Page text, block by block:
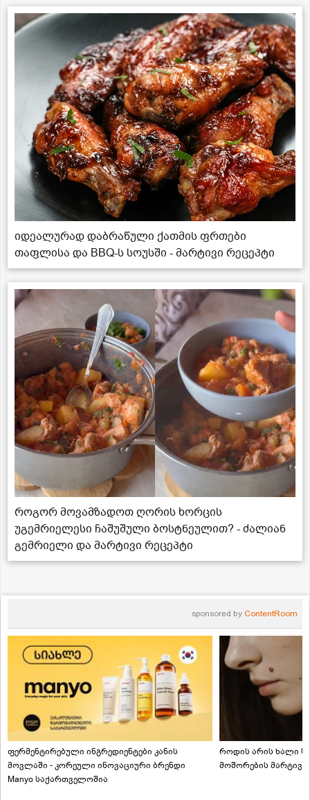
იდეალურად დაბრაწული ქათმის ფრთები
თაფლისა და BBQ-ს სოუსში - მარტივი რეცეპტი
როგორ მოვამზადოთ ღორის ხორცის
უგემრიელესი ჩაშუშული ბოსტნეულით? - ძალიან
გემრიელი და მარტივი რეცეპტი
sponsored by ContentRoom
ფერმენტირებული ინგრედიენტები კანის
მოვლაში - კორეული ინოვაციური ბრენდი
Manyo საქართველოშია
როდის არის ხალი
მოშორების